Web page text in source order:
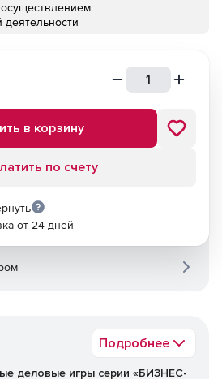
деятельности
Подробнее
деловые игры серии «БИЗНЕС-
в корзину
по счету
от 24 дней